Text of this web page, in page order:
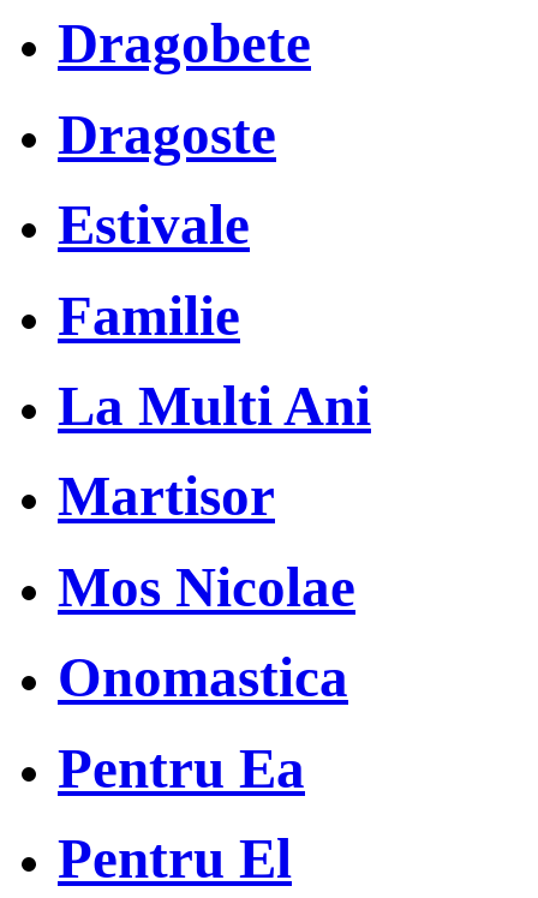
Dragobete
Dragoste
Estivale
Familie
La Multi Ani
Martisor
Mos Nicolae
Onomastica
Pentru Ea
Pentru El